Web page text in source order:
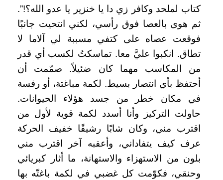
كتاب لملحد وكافر زي دا يا خنزير يا عدو الله؟!”.
ثم هوى بالعصا فوق رأسي، لكني انتحيت جانبًا
فوقعت عصاه على كتفي مسببة لي آلاما لا
تطاق. انكبوا عليَّ معا. تماسكتُ لكسب أي قدر
من المكاسب مهما كان ضئيلاً. صمّمت أن
أحتفظ بأي انتصار بسيط. لكمة مباغتة، أو رفسة
في مكان خطر من جسد هؤلاء الحيوانات.
حاولت التركيز وأنا أسدد لكمة قوية لأول من
اقترب مني، وكان شابًا رشيقًا خفيف الحركة
عرف كيف يتفاداني، وأعقبه آخر اقترب مني
بلون من الاستهزاء والاستهانة، ما أثار كبريائي
وحنقي، فكوّمت كل غضبي في لكمة باغتّه بها